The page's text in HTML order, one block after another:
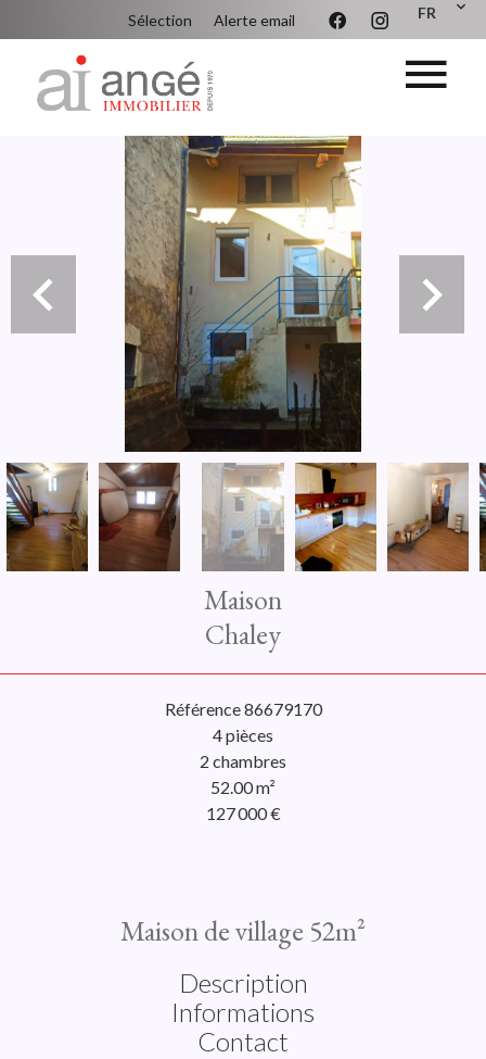
FR
Sélection Alerte email
Maison
Chaley
Référence86679170
4 pièces
2 chambres
52.00m²
127 000 €
Maison de village 52m²
Description
Informations
Contact